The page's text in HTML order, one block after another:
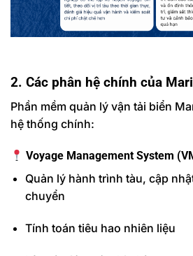
2. Các phân hệ chính của
Phần mềm quản lý vận tải biển
hệ thống chính:
Voyage Management System
Quản lý hành trình tàu, cập
chuyển
Tính toán tiêu hao nhiên liệu